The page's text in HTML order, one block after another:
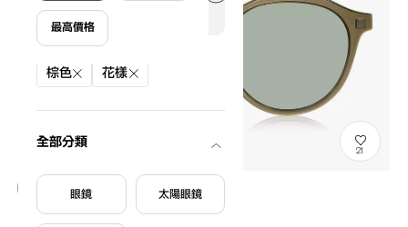
篩選條件
棕色 花樣
全部分類
眼鏡 太陽眼鏡
最高價格
21
OWNDAYS | SUN